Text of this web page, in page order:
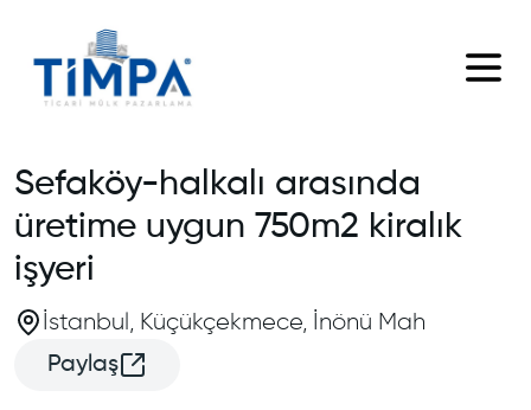
Sefaköy-halkalı arasında
üretime uygun 750m2 kiralık
işyeri
İstanbul , Küçükçekmece, İnönü Mah
Paylaş